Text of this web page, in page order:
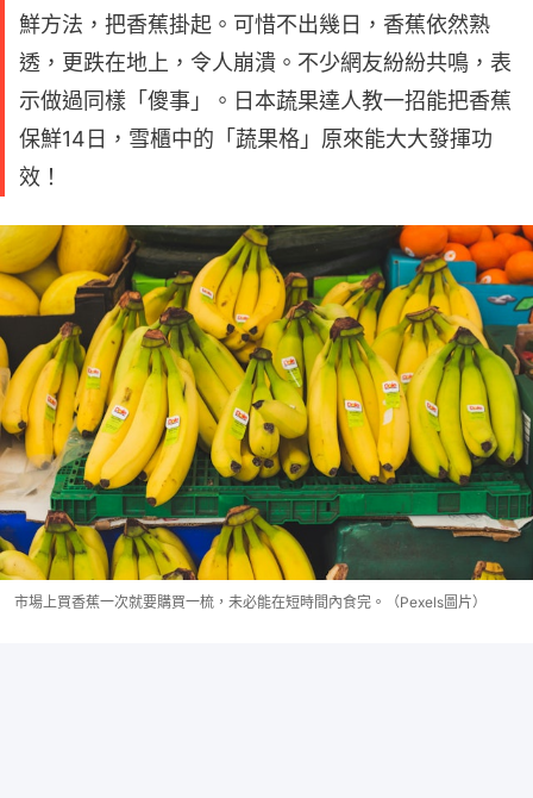
鮮方法，把香蕉掛起。可惜不出幾日，香蕉依然熟
透，更跌在地上，令人崩潰。不少網友紛紛共鳴，表
示做過同樣「傻事」。日本蔬果達人教一招能把香蕉
保鮮14日，雪櫃中的「蔬果格」原來能大大發揮功
效！
市場上買香蕉一次就要購買一梳，未必能在短時間內食完。（Pexels圖片）